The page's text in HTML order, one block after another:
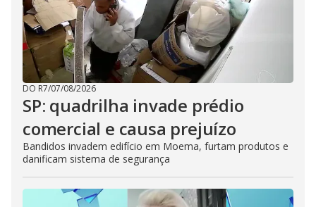
DO R7/07/08/2026
SP: quadrilha invade prédio
comercial e causa prejuízo
Bandidos invadem edifício em Moema, furtam produtos e
danificam sistema de segurança